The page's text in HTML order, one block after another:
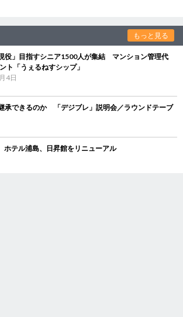
もっと見る
役」目指すシニア1500人が集結 マンション管理代
ト「うぇるねすシップ」
4日
承できるのか 「デジブレ」説明会／ラウンドテーブ
テル浦島、日昇館をリニューアル